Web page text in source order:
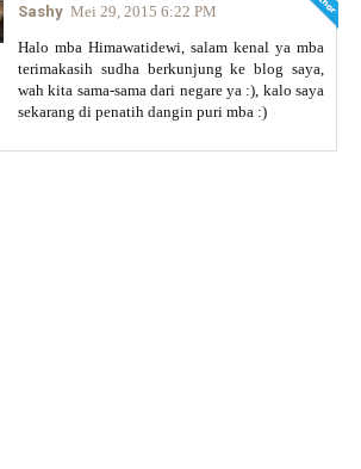
Sashy Mei 29, 2015 6:22 PM
Halo mba Himawatidewi, salam kenal ya mba
terimakasih sudha berkunjung ke blog saya,
wah kita sama-sama dari negare ya :), kalo saya
sekarang di penatih dangin puri mba :)